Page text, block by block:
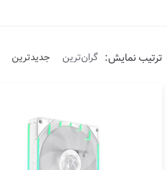
ترتیب نمایش: گران‌ترین جدیدترین